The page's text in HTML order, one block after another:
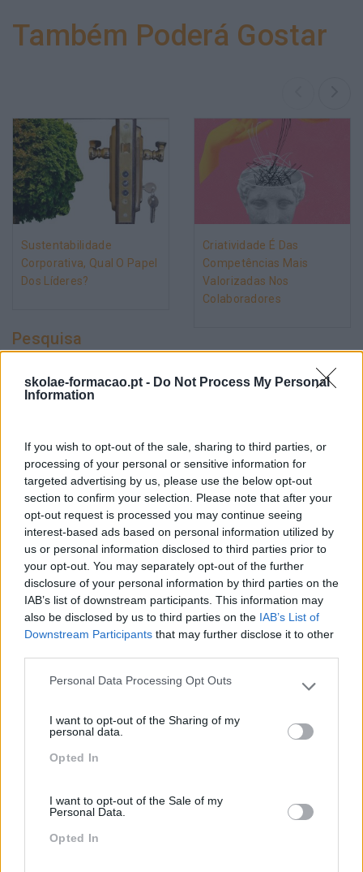
skolae-formacao.pt - Do Not Process My Personal
Information
If you wish to opt-out of the sale, sharing to third parties, or
processing of your personal or sensitive information for
targeted advertising by us, please use the below opt-out
section to confirm your selection. Please note that after your
opt-out request is processed you may continue seeing
interest-based ads based on personal information utilized by
us or personal information disclosed to third parties prior to
your opt-out. You may separately opt-out of the further
disclosure of your personal information by third parties on the
IAB’s list of downstream participants. This information may
also be disclosed by us to third parties on the IAB’s List of
Downstream Participants that may further disclose it to other
Please note that this website/app uses one or more Google
not limited to your visit or usage behaviour. You may click to
grant or deny consent to Google and its third-party tags to
use your data for below specified purposes in below Google
Personal Data Processing Opt Outs
I want to opt-out of the Sharing of my
personal data.
Opted In
I want to opt-out of the Sale of my
Personal Data.
Opted In
Também Poderá Gostar
Sustentabilidade
Corporativa, Qual O Papel
Dos Líderes?
Criatividade É Das
Competências Mais
Valorizadas Nos
Colaboradores
Pesquisa
Categorias Blog
Aprendizagem
Artigo De Opinião
Cultura
Desenvolvimento
Entrevista
Expo RH